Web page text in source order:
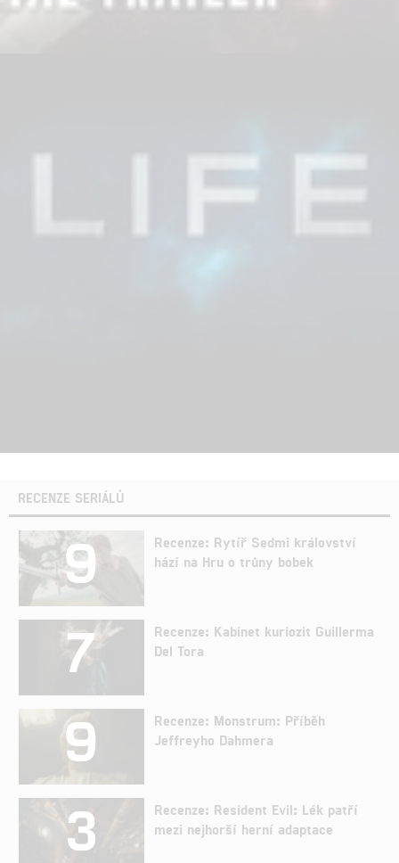
RECENZE SERIÁLŮ
9
Recenze: Rytíř Sedmi království
hází na Hru o trůny bobek
7
Recenze: Kabinet kuriozit Guillerma
Del Tora
9
Recenze: Monstrum: Příběh
Jeffreyho Dahmera
3
Recenze: Resident Evil: Lék patří
mezi nejhorší herní adaptace